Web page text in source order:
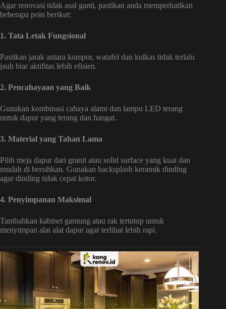
Agar renovasi tidak asal ganti, pastikan anda memperhatikan
beberapa poin berikut:
1. Tata Letak Fungsional
Pastikan jarak antara kompor, watafel dan kulkas tidak terlalu
jauh biar aktifitas lebih efisien.
2. Pencahayaan yang Baik
Gunakan kombinasi cahaya alami dan lampu LED terang
untuk dapur yang terang dan hangat.
3. Material yang Tahan Lama
Pilih meja dapur dari granit atau solid surface yang kuat dan
mudah di bersihkan. Gunakan backsplash keramik dinding
agar dinding tidak cepat kotor.
4. Penyimpanan Maksimal
Tambahkan kabinet gantung atau rak tertutup untuk
menyimpan alat alat dapur agar terlihat lebih rapi.